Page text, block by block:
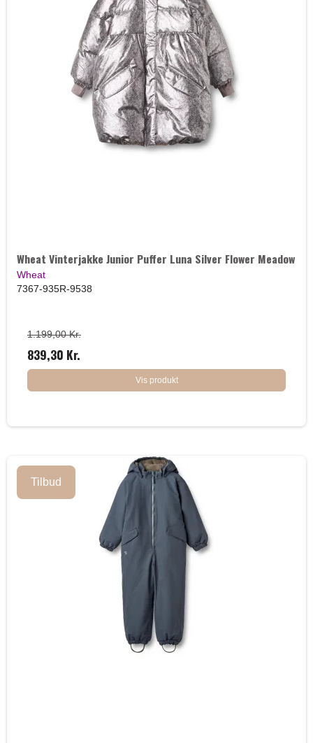
Wheat Vinterjakke Junior Puffer Luna Silver Flower Meadow
Wheat
7367-935R-9538
1.199,00 Kr.
839,30 Kr.
Vis produkt
Tilbud